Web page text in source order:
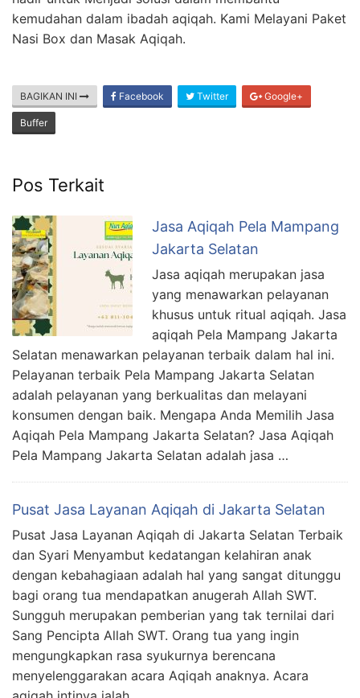
kemudahan dalam ibadah aqiqah. Kami Melayani Paket
Nasi Box dan Masak Aqiqah.
BAGIKAN INI Facebook Twitter Google+
Buffer
Pos Terkait
Jasa Aqiqah Pela Mampang
Jakarta Selatan
Jasa aqiqah merupakan jasa
yang menawarkan pelayanan
khusus untuk ritual aqiqah. Jasa
aqiqah Pela Mampang Jakarta
Selatan menawarkan pelayanan terbaik dalam hal ini.
Pelayanan terbaik Pela Mampang Jakarta Selatan
adalah pelayanan yang berkualitas dan melayani
konsumen dengan baik. Mengapa Anda Memilih Jasa
Aqiqah Pela Mampang Jakarta Selatan? Jasa Aqiqah
Pela Mampang Jakarta Selatan adalah jasa …
Pusat Jasa Layanan Aqiqah di Jakarta Selatan
Pusat Jasa Layanan Aqiqah di Jakarta Selatan Terbaik
dan Syari Menyambut kedatangan kelahiran anak
dengan kebahagiaan adalah hal yang sangat ditunggu
bagi orang tua mendapatkan anugerah Allah SWT.
Sungguh merupakan pemberian yang tak ternilai dari
Sang Pencipta Allah SWT. Orang tua yang ingin
mengungkapkan rasa syukurnya berencana
menyelenggarakan acara Aqiqah anaknya. Acara